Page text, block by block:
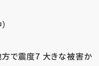
で震度7 大きな被害か